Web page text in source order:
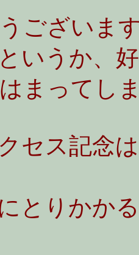
ございま
いうか、
まってし
セス記念
とりかか